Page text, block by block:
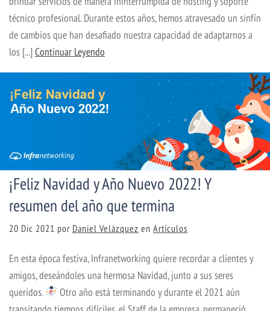
técnico profesional. Durante estos años, hemos atravesado un sinfín
de cambios que han desafiado nuestra capacidad de adaptarnos a
los [...]Continuar Leyendo
¡Feliz Navidad y Año Nuevo 2022! Y
resumen del año que termina
20 Dic 2021 por Daniel Velázquez en Artículos
En esta época festiva, Infranetworking quiere recordar a clientes y
amigos, deseándoles una hermosa Navidad, junto a sus seres
queridos.
Otro año está terminando y durante el 2021 aún